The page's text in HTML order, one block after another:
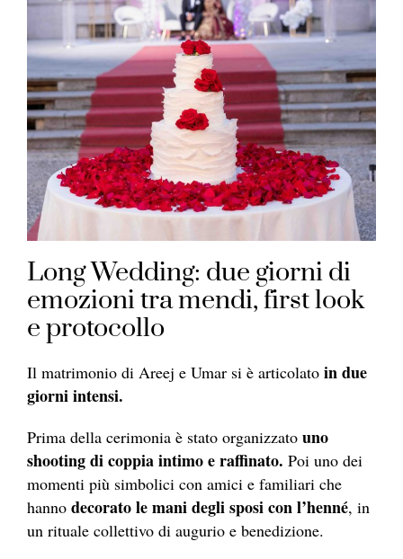
Long Wedding: due giorni di
emozioni tra mendi, first look
e protocollo
Il matrimonio di Areej e Umar si è articolato in due
giorni intensi.
Prima della cerimonia è stato organizzato uno
shooting di coppia intimo e raffinato. Poi uno dei
momenti più simbolici con amici e familiari che
hanno decorato le mani degli sposi con l’henné, in
un rituale collettivo di augurio e benedizione.